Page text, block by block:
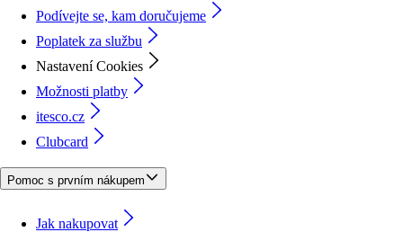
Podívejte se, kam doručujeme
Poplatek za službu
Nastavení Cookies
Možnosti platby
itesco.cz
Clubcard
Pomoc s prvním nákupem
Jak nakupovat